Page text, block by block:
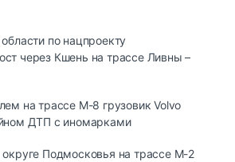
по нацпроекту
через Кшень на трассе Ливны –
на трассе М-8 грузовик Volvo
ДТП с иномарками
Подмосковья на трассе М-2